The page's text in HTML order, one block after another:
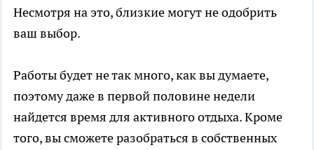
Несмотря на это, близкие могут не одобрить
ваш выбор.
Работы будет не так много, как вы думаете,
поэтому даже в первой половине недели
найдется время для активного отдыха. Кроме
того, вы сможете разобраться в собственных